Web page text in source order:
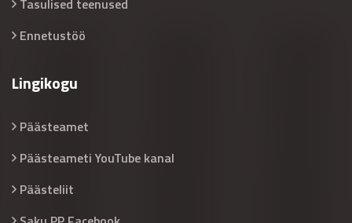
Tasulised teenused
Ennetustöö
Lingikogu
Päästeamet
Päästeameti YouTube kanal
Päästeliit